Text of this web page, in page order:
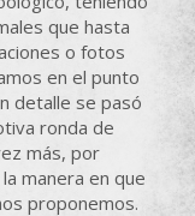
que hasta
o fotos
en el punto
detalle se pasó
ronda de
más, por
manera en que
proponemos.